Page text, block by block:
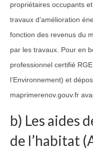
propriétaires occupants
travaux d’amélioration
fonction des revenus du
par les travaux. Pour en
professionnel certifié
l’Environnement) et
maprimerenov.gouv.fr
b) Les aides
de l’habitat